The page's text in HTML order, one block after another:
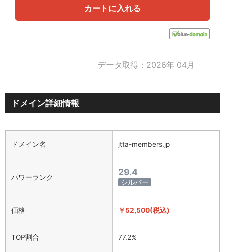
カートに入れる
データ取得：2026年 04月
ドメイン詳細情報
ドメイン名 jtta-members.jp
パワーランク 29.4
シルバー
価格 ￥52,500(税込)
TOP割合 77.2%